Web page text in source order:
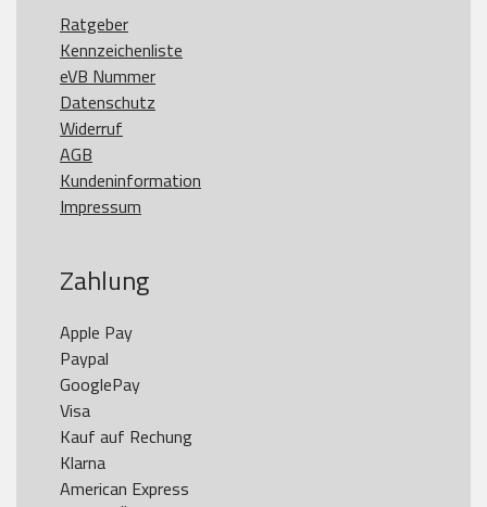
Ratgeber
Kennzeichenliste
eVB Nummer
Datenschutz
Widerruf
AGB
Kundeninformation
Impressum
Zahlung
Apple Pay
Paypal
GooglePay
Visa
Kauf auf Rechung
Klarna
American Express